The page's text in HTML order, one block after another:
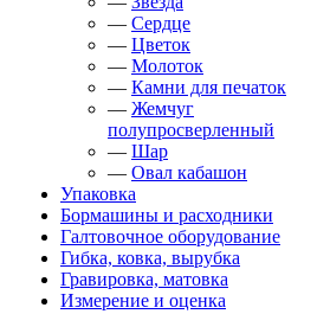
— Сердце
— Цветок
— Молоток
— Камни для печаток
— Жемчуг
полупросверленный
— Шар
— Овал кабашон
Упаковка
Бормашины и расходники
Галтовочное оборудование
Гибка, ковка, вырубка
Гравировка, матовка
Измерение и оценка